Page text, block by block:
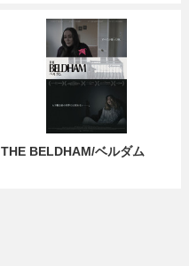
THE BELDHAM/ベルダム